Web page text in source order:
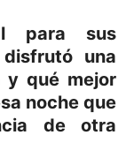
para sus
una
y qué mejor
noche que
de otra